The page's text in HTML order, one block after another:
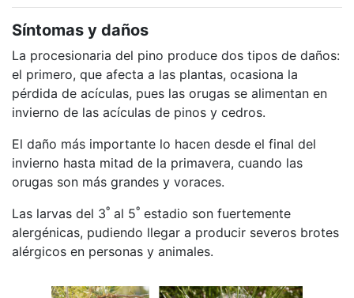
Síntomas y daños
La procesionaria del pino produce dos tipos de daños:
el primero, que afecta a las plantas, ocasiona la
pérdida de acículas, pues las orugas se alimentan en
invierno de las acículas de pinos y cedros.
El daño más importante lo hacen desde el final del
invierno hasta mitad de la primavera, cuando las
orugas son más grandes y voraces.
Las larvas del 3º al 5º estadio son fuertemente
alergénicas, pudiendo llegar a producir severos brotes
alérgicos en personas y animales.